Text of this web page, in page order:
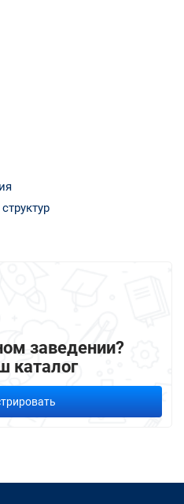
заведении?
каталог